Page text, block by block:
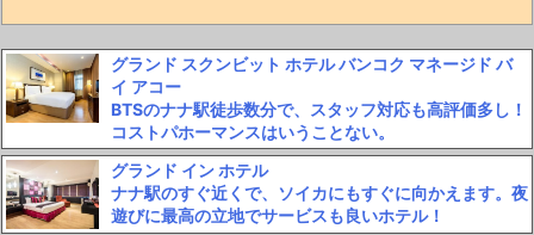
グランド スクンビット ホテル バンコク マネージド バ
イ アコー
BTSのナナ駅徒歩数分で、スタッフ対応も高評価多し！
コストパホーマンスはいうことない。
グランド イン ホテル
ナナ駅のすぐ近くで、ソイカにもすぐに向かえます。夜
遊びに最高の立地でサービスも良いホテル！